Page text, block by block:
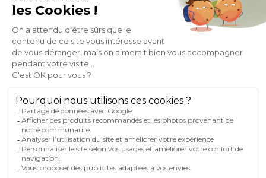
MOYENS DE PAIEMENT
SOCIAL NETWORK